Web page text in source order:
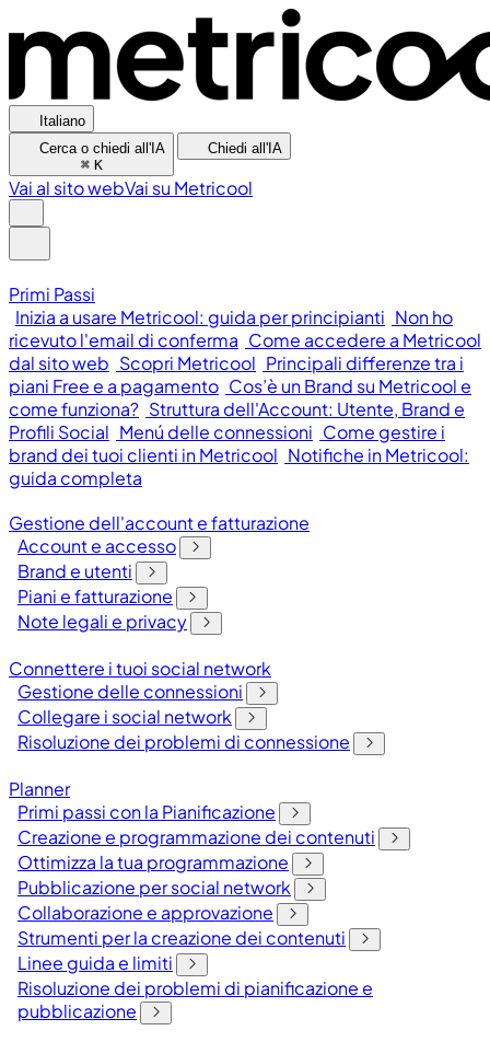
Italiano
Cerca o chiedi all'IA
⌘ K
Chiedi all'IA
Vai al sito webVai su Metricool
Primi Passi
Inizia a usare Metricool: guida per principianti Non ho
ricevuto l'email di conferma Come accedere a Metricool
dal sito web Scopri Metricool Principali differenze tra i
piani Free e a pagamento Cos’è un Brand su Metricool e
come funziona? Struttura dell'Account: Utente, Brand e
Profili Social Menú delle connessioni Come gestire i
brand dei tuoi clienti in Metricool Notifiche in Metricool:
guida completa
Gestione dell'account e fatturazione
Account e accesso
Brand e utenti
Piani e fatturazione
Note legali e privacy
Connettere i tuoi social network
Gestione delle connessioni
Collegare i social network
Risoluzione dei problemi di connessione
Planner
Primi passi con la Pianificazione
Creazione e programmazione dei contenuti
Ottimizza la tua programmazione
Pubblicazione per social network
Collaborazione e approvazione
Strumenti per la creazione dei contenuti
Linee guida e limiti
Risoluzione dei problemi di pianificazione e
pubblicazione